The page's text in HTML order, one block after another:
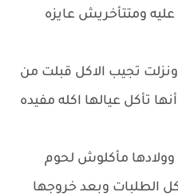
عليه ومتتأخريش عايزه
تجيب الاكل قبلت من
تأكل عيالها اكله مفيده
مأكلوش لحوم
وبعد خروجها